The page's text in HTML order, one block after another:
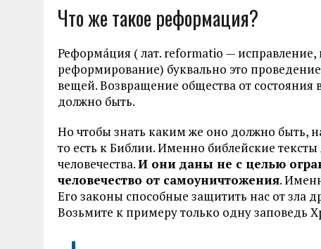
Что же такое реформация?
Реформа́ция ( лат. reformatio —
реформирование) буквально это
вещей. Возвращение общества от
должно быть.
Но чтобы знать каким же оно должно быть,
то есть к Библии. Именно библейские
человечества.И они даны не с целью
человечество от самоуничтожения.
Его законы способные защитить нас от зла
Возьмите к примеру только одну заповедь